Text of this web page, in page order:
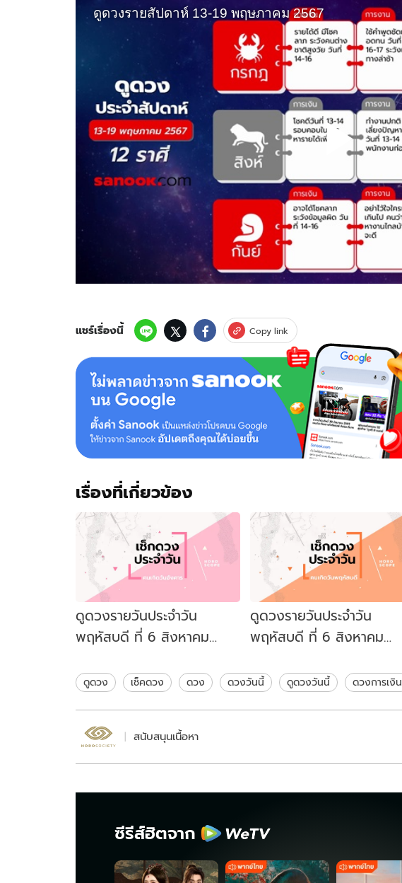
แชร์เรื่องนี้ Copy link
เรื่องที่เกี่ยวข้อง
ดูดวงรายวันประจำวัน
พฤหัสบดี ที่ 6 สิงหาคม
อังคาร
ดูดวงรายวันประจำวัน
พฤหัสบดี ที่ 6 สิงหาคม
พฤหัสบดี
ดูดวง เช็คดวง ดวง ดวงวันนี้ ดูดวงวันนี้ ดวงการเงิน
สนับสนุนเนื้อหา
ซีรีส์ฮิตจาก